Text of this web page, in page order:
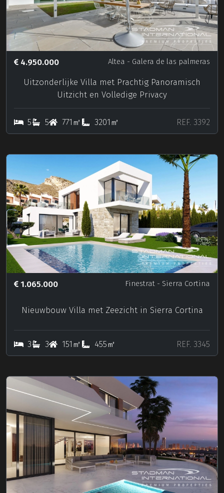
4.950.000 Altea - Galera de las palmeras
Uitzonderlijke Villa met Prachtig Panoramisch
Uitzicht en Volledige Privacy
5 5 771㎡ 3201㎡ REF. 3392
1.065.000 Finestrat - Sierra Cortina
Nieuwbouw Villa met Zeezicht in Sierra Cortina
3 3 151㎡ 455㎡ REF. 3345